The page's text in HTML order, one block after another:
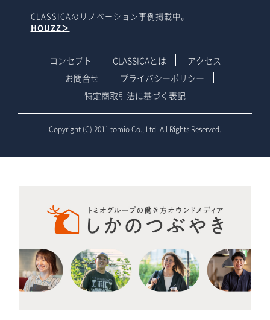
CLASSICAのリノベーション事例掲載中。
HOUZZ＞
コンセプト CLASSICAとは
アクセス
お問合せ
プライバシーポリシー
特定商取引法に基づく表記
Copyright (C) 2011 tomio Co., Ltd. All Rights Reserved.